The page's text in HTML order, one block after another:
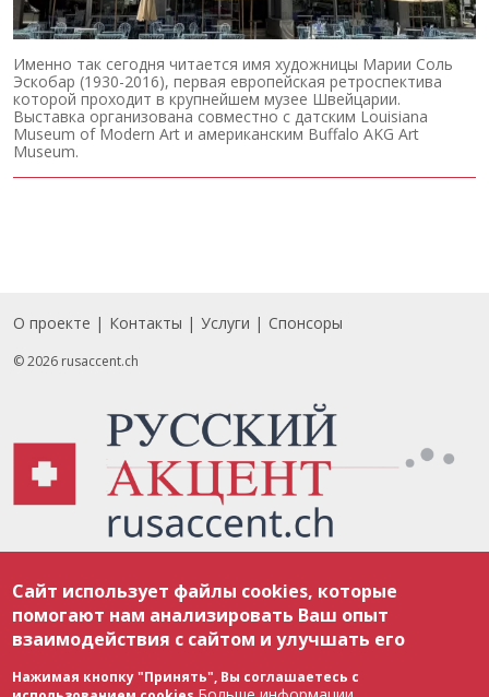
Именно так сегодня читается имя художницы Марии Соль
Эскобар (1930-2016), первая европейская ретроспектива
которой проходит в крупнейшем музее Швейцарии.
Выставка организована совместно с датским Louisiana
Museum of Modern Art и американским Buffalo AKG Art
Museum.
Footer
О проекте Контакты Услуги Спонсоры
© 2026 rusaccent.ch
соответствии с законодательством Швейцарии об авторском праве и
международными соглашениями. Полное или частичное использование
материалов возможно только с разрешения редакции. В случае полного
или частичного воспроизведения материалов сайта rusaccent.ch,
ОБЯЗАТЕЛЬНА АКТИВНАЯ ГИПЕРССЫЛКА на конкретный заимствованный
текст. Фотоизображения, размещенные редакцией rusaccent.ch, являются
ее исключительной собственностью. Полное или частичное
Сайт использует файлы cookies, которые
помогают нам анализировать Ваш опыт
взаимодействия с сайтом и улучшать его
Нажимая кнопку "Принять", Вы соглашаетесь с